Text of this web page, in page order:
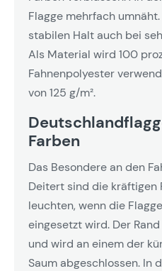
Flagge mehrfach
stabilen Halt auch bei
Als Material wird 100
Fahnenpolyester
von 125 g/m².
Farben
Das Besondere an den
Deitert sind die kräftigen
leuchten, wenn die
eingesetzt wird. Der
und wird an einem der
Saum abgeschlossen. In